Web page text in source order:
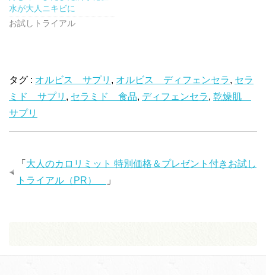
水が大人ニキビに
お試しトライアル
タグ : オルビス サプリ , オルビス ディフェンセラ, セラ
ミド サプリ , セラミド 食品, ディフェンセラ, 乾燥肌
サプリ
「 大人のカロリミット 特別価格＆プレゼント付きお試し
トライアル（PR）
」